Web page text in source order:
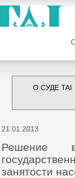
О СУДЕ TAI
21.01.2013
Решение
занятости